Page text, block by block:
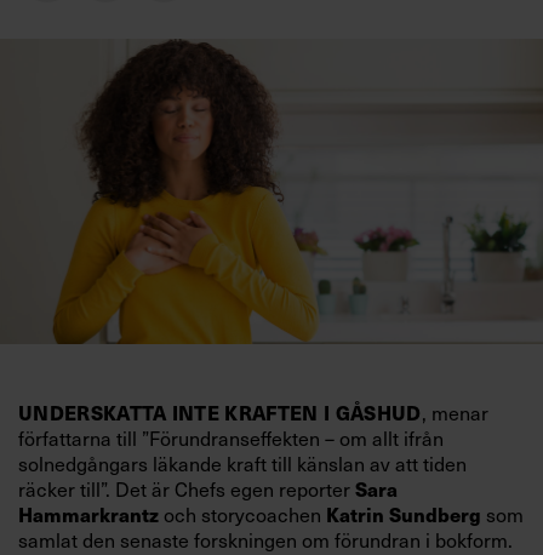
Logga in
UNDERSKATTA INTE KRAFTEN I GÅSHUD, menar
författarna till ”Förundranseffekten – om allt ifrån
solnedgångars läkande kraft till känslan av att tiden
räcker till”. Det är Chefs egen reporterSara
Hammarkrantz och storycoachen Katrin Sundberg som
samlat den senaste forskningen om förundran i bokform.